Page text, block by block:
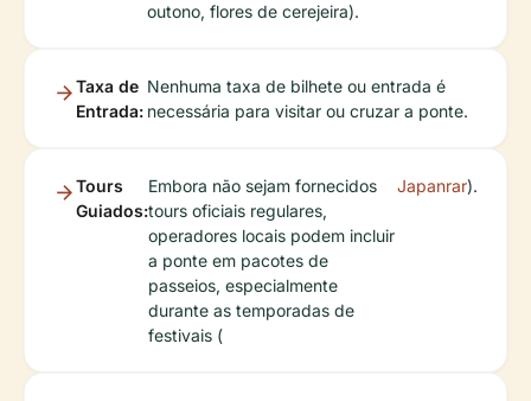
outono, flores de cerejeira).
Taxa de
Entrada:
Nenhuma taxa de bilhete ou entrada é
necessária para visitar ou cruzar a ponte.
Tours
Guiados:
Embora não sejam fornecidos
tours oficiais regulares,
operadores locais podem incluir
a ponte em pacotes de
passeios, especialmente
durante as temporadas de
festivais (
Japanrar).